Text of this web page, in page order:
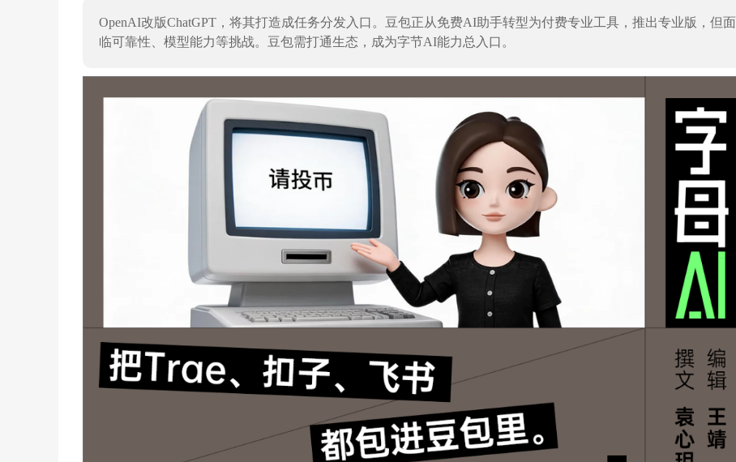
OpenAI改版ChatGPT，将其打造成任务分发入口。豆包正从免费AI助手转型为付费专业工具，推出专业版，但面
临可靠性、模型能力等挑战。豆包需打通生态，成为字节AI能力总入口。